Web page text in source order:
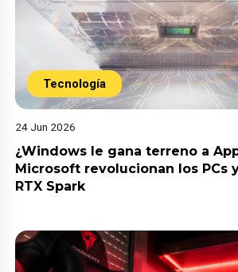
Tecnología
24 Jun 2026
¿Windows le gana terreno a
Microsoft revolucionan los PCs
RTX Spark